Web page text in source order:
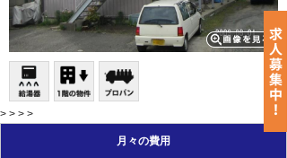
> > > >
月々の費用